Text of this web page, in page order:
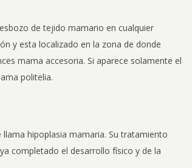
de tejido mamario en cualquier
y esta localizado en la zona de donde
mama accesoria. Si aparece solamente el
politelia.
hipoplasia mamaria. Su tratamiento
completado el desarrollo físico y de la